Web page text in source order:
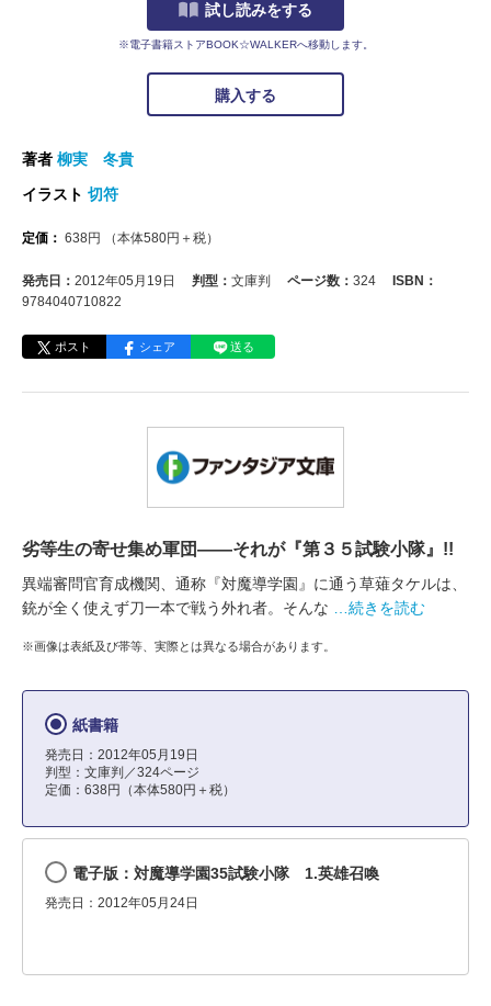
試し読みをする
※電子書籍ストアBOOK☆WALKERへ移動します。
購入する
著者 柳実 冬貴
イラスト 切符
定価： 638円 （本体580円＋税）
発売日： 2012年05月19日 判型： 文庫判 ページ数： 324
ISBN：
9784040710822
ポスト シェア 送る
劣等生の寄せ集め軍団――それが『第３５試験小隊』!!
異端審問官育成機関、通称『対魔導学園』に通う草薙タケルは、
銃が全く使えず刀一本で戦う外れ者。そんな
…続きを読む
※画像は表紙及び帯等、実際とは異なる場合があります。
紙書籍
発売日：2012年05月19日
判型：文庫判／324ページ
定価：638円（本体580円＋税）
電子版：対魔導学園35試験小隊 1.英雄召喚
発売日：2012年05月24日